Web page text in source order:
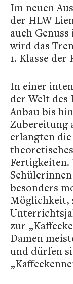
Im neuen
der HLW
auch
wird das
1. Klasse
In einer
der Welt des
Anbau bis
Zubereitung
erlangten
Fertigkeiten.
besonders
Möglichkeit,
zur
Damen
und dürfen